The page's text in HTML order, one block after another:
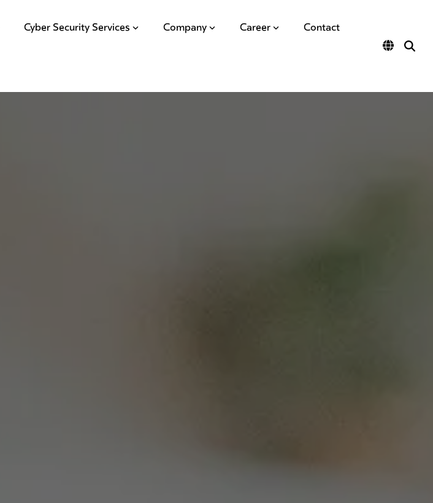
Cyber Security Services Company Career Contact